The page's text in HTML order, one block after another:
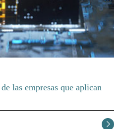
las empresas que aplican
